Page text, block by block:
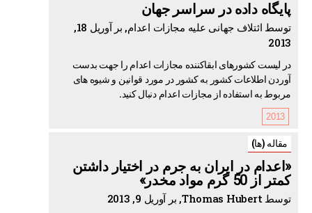
پایگاه داده در سراسر جهان
توسط ائتلاف جهانی علیه مجازات اعدام, بر آوریل 18,
2013
در لیست کشورهای ابقاکننده مجازات اعدام را جهت بدست
آوردن اطلاعات کشور به کشور در مورد قوانین و شیوه های
مربوط به استفاده از مجازات اعدام دنبال کنید.
2013
مقاله (ها)
«اعدام در ایران به جرم در اختیار داشتن
کمتر از 50 گرم مواد مخدر»
توسط Thomas Hubert, بر آوریل 9, 2013